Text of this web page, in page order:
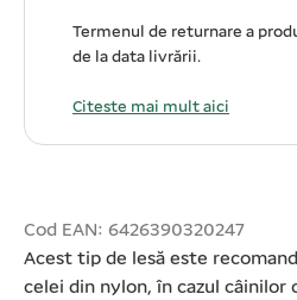
Termenul de returnare a
de la data livrării.
Citeste mai mult aici
Cod EAN: 6426390320247
Acest tip de lesă este
celei din nylon, în cazul câinilor